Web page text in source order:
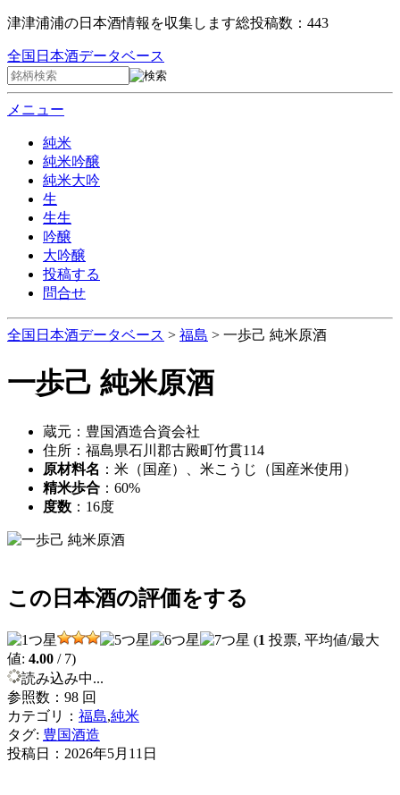
津津浦浦の日本酒情報を収集します総投稿数：443
全国日本酒データベース
メニュー
純米
純米吟醸
純米大吟
生
生生
吟醸
大吟醸
投稿する
問合せ
全国日本酒データベース > 福島 > 一歩己 純米原酒
一歩己 純米原酒
蔵元：豊国酒造合資会社
住所：福島県石川郡古殿町竹貫114
原材料名 ：米（国産）、米こうじ（国産米使用）
精米歩合 ：60%
度数 ：16度
この日本酒の評価をする
(1 投票, 平均値/最大
値: 4.00 / 7)
読み込み中...
参照数：98 回
カテゴリ： 福島,純米
タグ: 豊国酒造
投稿日： 2026年5月11日